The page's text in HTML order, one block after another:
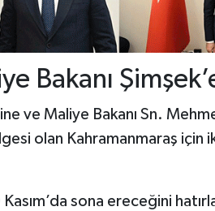
Bakanı
ve Maliye Bakanı Sn.
olan Kahramanmaraş için
sona ereceğini